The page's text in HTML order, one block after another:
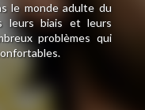
le monde adulte du
leurs biais et leurs
problèmes qui